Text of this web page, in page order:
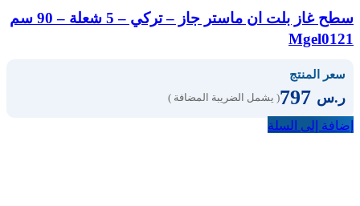
سطح غاز بلت ان ماستر جاز – تركي – 5 شعلة – 90 سم
Mgel0121
سعر المنتج
ر.س ( يشمل الضريبة المضافة )
إضافة إلى السلة